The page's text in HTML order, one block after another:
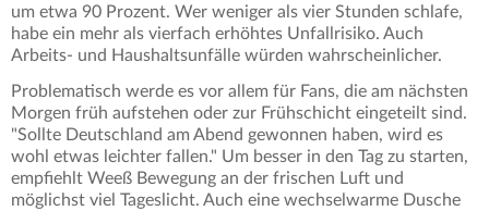
um etwa 90 Prozent. Wer weniger als vier Stunden schlafe,
habe ein mehr als vierfach erhöhtes Unfallrisiko. Auch
Arbeits- und Haushaltsunfälle würden wahrscheinlicher.
Problematisch werde es vor allem für Fans, die am nächsten
Morgen früh aufstehen oder zur Frühschicht eingeteilt sind.
"Sollte Deutschland am Abend gewonnen haben, wird es
wohl etwas leichter fallen." Um besser in den Tag zu starten,
empfiehlt Weeß Bewegung an der frischen Luft und
möglichst viel Tageslicht. Auch eine wechselwarme Dusche